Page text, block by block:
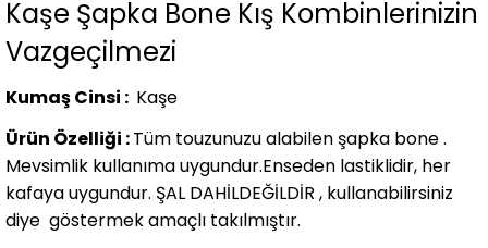
Kaşe Şapka Bone Kış Kombinlerinizin
Vazgeçilmezi
Kumaş Cinsi : Kaşe
Ürün Özelliği :Tüm touzunuzu alabilen şapka bone .
Mevsimlik kullanıma uygundur.Enseden lastiklidir, her
kafaya uygundur. ŞAL DAHİLDEĞİLDİR , kullanabilirsiniz
diye göstermek amaçlı takılmıştır.